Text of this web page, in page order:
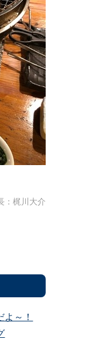
梶川大介
～！